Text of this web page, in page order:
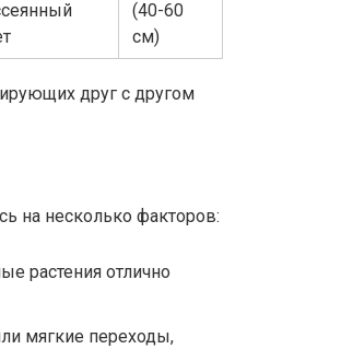
(40-60
см)
друг с другом
на несколько факторов:
растения отлично
мягкие переходы,